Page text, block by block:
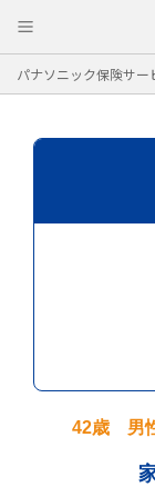
パナソニック保険サー
42歳 男